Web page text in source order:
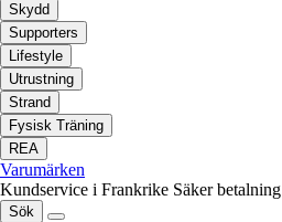
Skydd
Supporters
Lifestyle
Utrustning
Strand
Fysisk Träning
REA
Varumärken
Kundservice i Frankrike Säker betalning
Sök